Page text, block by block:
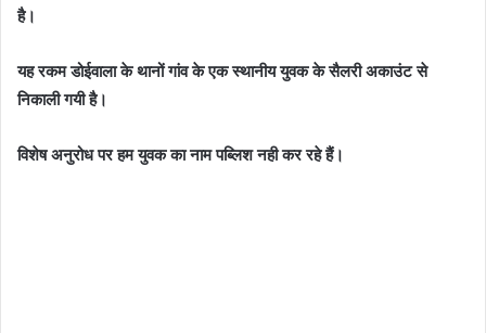
है।
यह रकम डोईवाला के थानों गांव के एक स्थानीय युवक के सैलरी अकाउंट से
निकाली गयी है।
विशेष अनुरोध पर हम युवक का नाम पब्लिश नही कर रहे हैं।